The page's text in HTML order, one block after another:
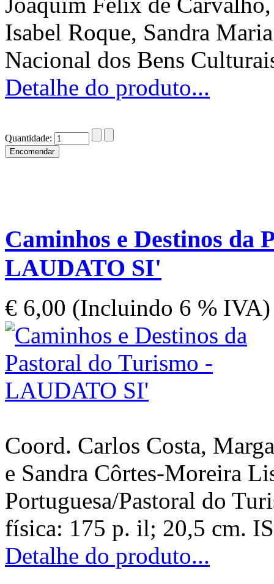
Isabel Roque, Sandra
Nacional dos Bens
Detalhe do produto...
Quantidade:
Caminhos e Destinos da
LAUDATO SI'
€ 6,00 (Incluindo 6 % IVA)
Coord. Carlos Costa,
e Sandra Côrtes-Moreira
Portuguesa/Pastoral do
física: 175 p. il; 20,5 cm.
Detalhe do produto...